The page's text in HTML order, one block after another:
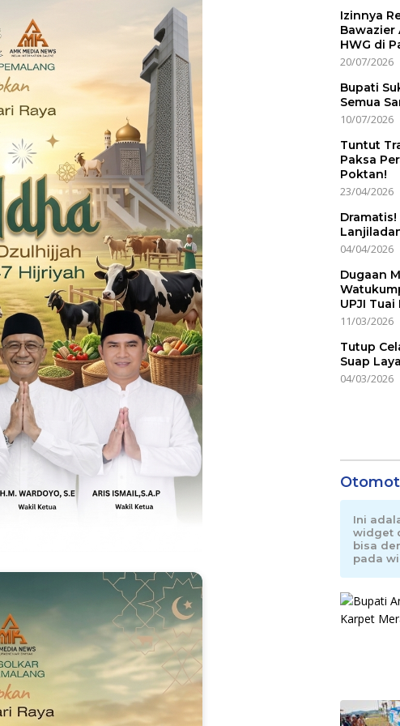
Izinnya
Bawazier
HWG di
20/07/2026
Bupati
Semua
10/07/2026
Tuntut
Paksa
Poktan!
23/04/2026
04/04/2026
Dugaan
UPJI Tuai
11/03/2026
Tutup
Suap
04/03/2026
Ini
widget
bisa
pada